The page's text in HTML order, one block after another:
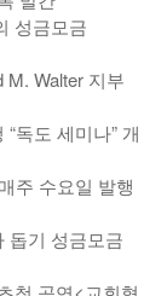
성금모금
지부
독도 세미나” 개
주 수요일 발행
돕기 성금모금